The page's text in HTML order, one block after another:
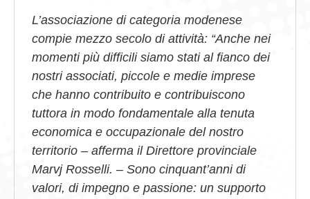
L’associazione di categoria modenese
compie mezzo secolo di attività: “Anche nei
momenti più difficili siamo stati al fianco dei
nostri associati, piccole e medie imprese
che hanno contribuito e contribuiscono
tuttora in modo fondamentale alla tenuta
economica e occupazionale del nostro
territorio – afferma il Direttore provinciale
Marvj Rosselli. – Sono cinquant’anni di
valori, di impegno e passione: un supporto